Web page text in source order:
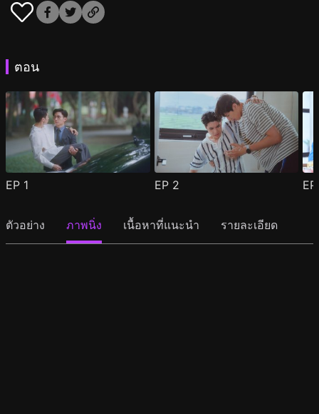
ตอน
EP 1 EP 2
ตัวอย่าง ภาพนิ่ง เนื้อหาที่แนะนำ รายละเอียด